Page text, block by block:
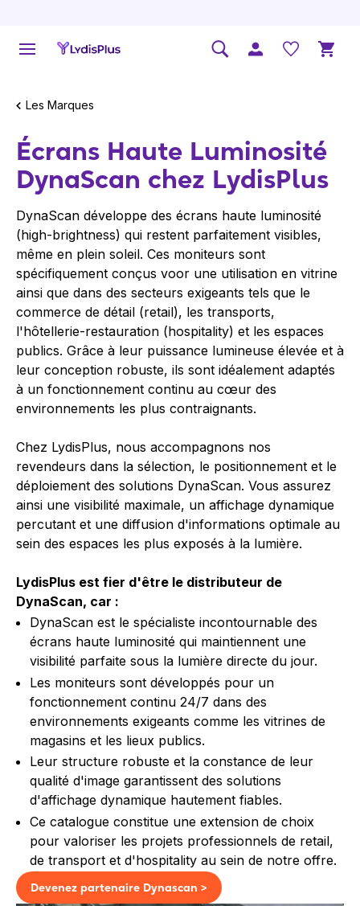
Les Marques
Écrans Haute Luminosité
DynaScan chez LydisPlus
DynaScan développe des écrans haute luminosité
(high-brightness) qui restent parfaitement visibles,
même en plein soleil. Ces moniteurs sont
spécifiquement conçus voor une utilisation en vitrine
ainsi que dans des secteurs exigeants tels que le
commerce de détail (retail), les transports,
l'hôtellerie-restauration (hospitality) et les espaces
publics. Grâce à leur puissance lumineuse élevée et à
leur conception robuste, ils sont idéalement adaptés
à un fonctionnement continu au cœur des
environnements les plus contraignants.
Chez LydisPlus, nous accompagnons nos
revendeurs dans la sélection, le positionnement et le
déploiement des solutions DynaScan. Vous assurez
ainsi une visibilité maximale, un affichage dynamique
percutant et une diffusion d'informations optimale au
sein des espaces les plus exposés à la lumière.
LydisPlus est fier d'être le distributeur de
DynaScan, car :
DynaScan est le spécialiste incontournable des
écrans haute luminosité qui maintiennent une
visibilité parfaite sous la lumière directe du jour.
Les moniteurs sont développés pour un
fonctionnement continu 24/7 dans des
environnements exigeants comme les vitrines de
magasins et les lieux publics.
Leur structure robuste et la constance de leur
qualité d'image garantissent des solutions
d'affichage dynamique hautement fiables.
Ce catalogue constitue une extension de choix
pour valoriser les projets professionnels de retail,
de transport et d'hospitality au sein de notre offre.
Devenez partenaire Dynascan >